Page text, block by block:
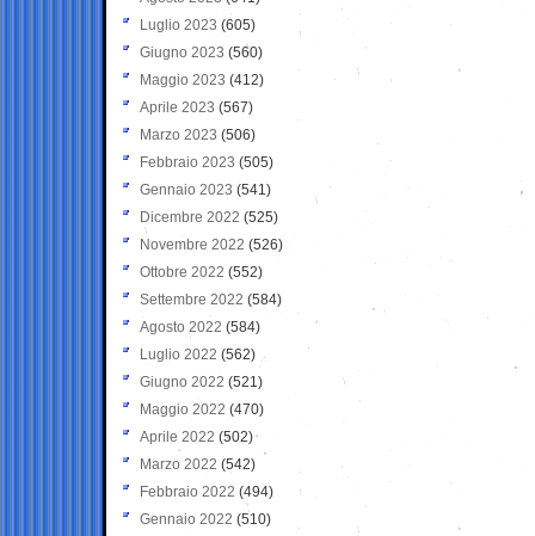
Luglio 2023 (605)
Giugno 2023 (560)
Maggio 2023 (412)
Aprile 2023 (567)
Marzo 2023 (506)
Febbraio 2023 (505)
Gennaio 2023 (541)
Dicembre 2022 (525)
Novembre 2022 (526)
Ottobre 2022 (552)
Settembre 2022 (584)
Agosto 2022 (584)
Luglio 2022 (562)
Giugno 2022 (521)
Maggio 2022 (470)
Aprile 2022 (502)
Marzo 2022 (542)
Febbraio 2022 (494)
Gennaio 2022 (510)